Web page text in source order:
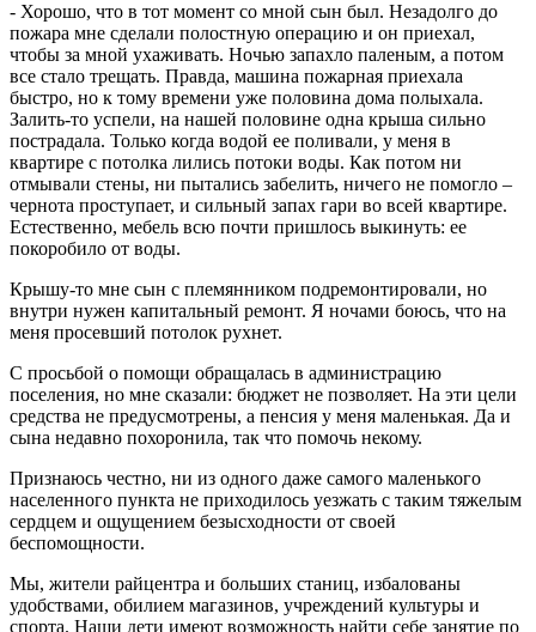
- Хорошо, что в тот момент со мной сын был. Незадолго до
пожара мне сделали полостную операцию и он приехал,
чтобы за мной ухаживать. Ночью запахло паленым, а потом
все стало трещать. Правда, машина пожарная приехала
быстро, но к тому времени уже половина дома полыхала.
Залить-то успели, на нашей половине одна крыша сильно
пострадала. Только когда водой ее поливали, у меня в
квартире с потолка лились потоки воды. Как потом ни
отмывали стены, ни пытались забелить, ничего не помогло –
чернота проступает, и сильный запах гари во всей квартире.
Естественно, мебель всю почти пришлось выкинуть: ее
покоробило от воды.
Крышу-то мне сын с племянником подремонтировали, но
внутри нужен капитальный ремонт. Я ночами боюсь, что на
меня просевший потолок рухнет.
С просьбой о помощи обращалась в администрацию
поселения, но мне сказали: бюджет не позволяет. На эти цели
средства не предусмотрены, а пенсия у меня маленькая. Да и
сына недавно похоронила, так что помочь некому.
Признаюсь честно, ни из одного даже самого маленького
населенного пункта не приходилось уезжать с таким тяжелым
сердцем и ощущением безысходности от своей
беспомощности.
Мы, жители райцентра и больших станиц, избалованы
удобствами, обилием магазинов, учреждений культуры и
спорта. Наши дети имеют возможность найти себе занятие по